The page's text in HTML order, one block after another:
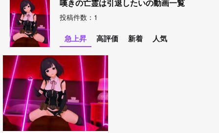
嘆きの亡霊は引退したいの動画一覧
投稿件数：1
急上昇 高評価 新着 人気